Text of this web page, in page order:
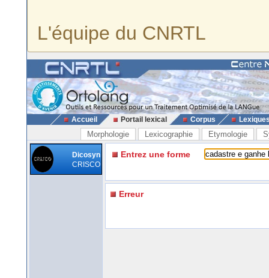
L'équipe du CNRTL
Accueil Portail lexical Corpus
Morphologie Lexicographie Etymologie
Dicosyn
CRISCO
Entrez une forme
Erreur